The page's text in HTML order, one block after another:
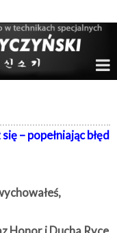
się – popełniając błęd